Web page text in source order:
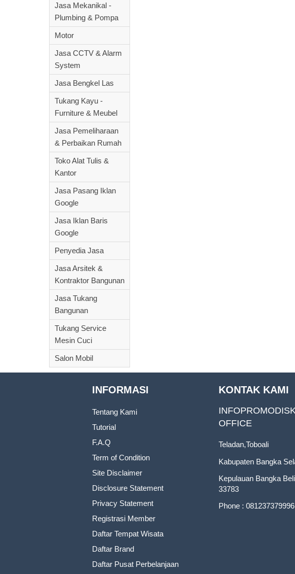
Jasa Mekanikal -
Plumbing & Pompa
Motor
Jasa CCTV & Alarm
System
Jasa Bengkel Las
Tukang Kayu -
Furniture & Meubel
Jasa Pemeliharaan
& Perbaikan Rumah
Toko Alat Tulis &
Kantor
Jasa Pasang Iklan
Google
Jasa Iklan Baris
Google
Penyedia Jasa
Jasa Arsitek &
Kontraktor Bangunan
Jasa Tukang
Bangunan
Tukang Service
Mesin Cuci
Salon Mobil
INFORMASI
Tentang Kami
Tutorial
F.A.Q
Term of Condition
Site Disclaimer
Disclosure Statement
Privacy Statement
Registrasi Member
Daftar Tempat Wisata
Daftar Brand
Daftar Pusat Perbelanjaan
KONTAK KAMI
OFFICE
Teladan,Toboali
Kabupaten Bangka
Kepulauan Bangka
33783
Phone : 081237379996